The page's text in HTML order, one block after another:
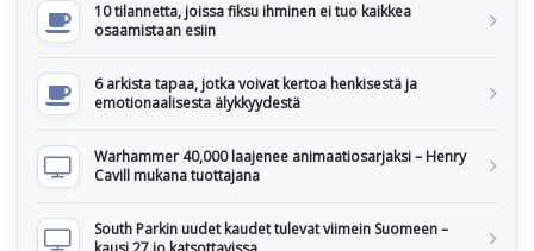
10 tilannetta, joissa fiksu ihminen ei tuo kaikkea
osaamistaan esiin
6 arkista tapaa, jotka voivat kertoa henkisestä ja
emotionaalisesta älykkyydestä
Warhammer 40,000 laajenee animaatiosarjaksi – Henry
Cavill mukana tuottajana
South Parkin uudet kaudet tulevat viimein Suomeen –